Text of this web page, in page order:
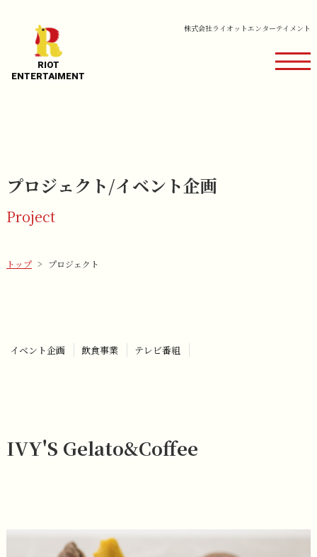
RIOT
​​​​​​​ENTERTAIMENT
株式会社ライオットエンターテイメント
プロジェクト/イベント企画
Project
トップ > プロジェクト
イベント企画 飲食事業 テレビ番組
IVY'S Gelato&Coffee